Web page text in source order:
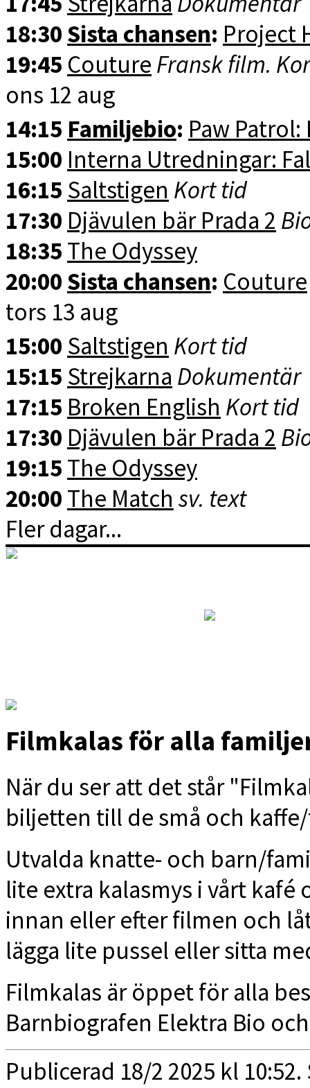
18:30 Sista chansen: Project
19:45 Couture Fransk film.
ons 12 aug
14:15 Familjebio: Paw
15:00 Interna Utredningar:
16:15 Saltstigen Kort tid
17:30 Djävulen bär Prada 2
18:35 The Odyssey
20:00 Sista chansen: Couture
tors 13 aug
15:00 Saltstigen Kort tid
15:15 Strejkarna Dokumentär
17:15 Broken English Kort tid
17:30 Djävulen bär Prada 2
19:15 The Odyssey
20:00 The Match sv. text
Fler dagar...
Filmkalas för alla
När du ser att det står
biljetten till de små och
Utvalda knatte- och barn/
lite extra kalasmys i vårt kafé
innan eller efter filmen och
lägga lite pussel eller sitta
Filmkalas är öppet för alla
Barnbiografen Elektra Bio
Publicerad 18/2 2025 kl